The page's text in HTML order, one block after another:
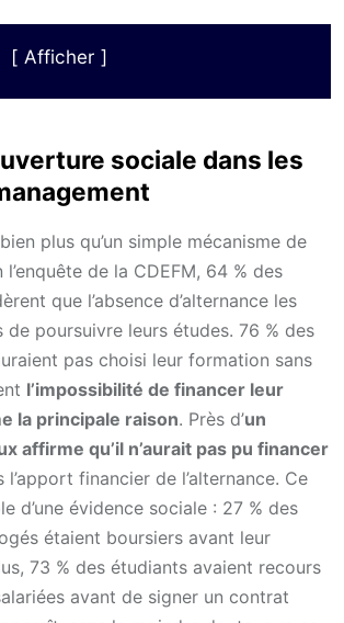
Afficher
sociale dans les
plus qu’un simple mécanisme de
de la CDEFM, 64 % des
que l’absence d’alternance les
de poursuivre leurs études. 76 % des
pas choisi leur formation sans
l’impossibilité de financer leur
la principale raison. Près d’un
affirme qu’il n’aurait pas pu financer
l’apport financier de l’alternance. Ce
d’une évidence sociale : 27 % des
étaient boursiers avant leur
73 % des étudiants avaient recours
avant de signer un contrat